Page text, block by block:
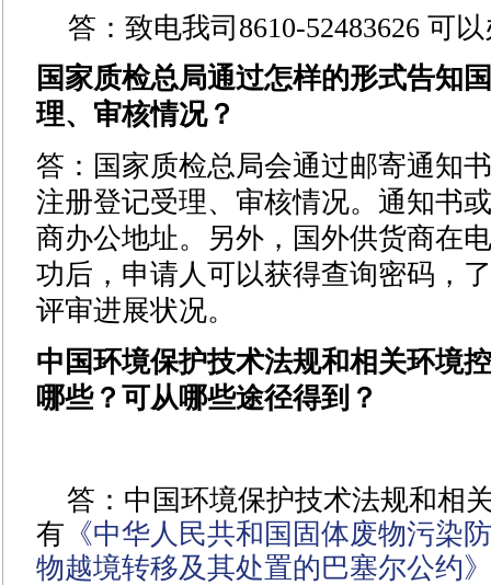
答：致电我司8610-52483626 可
国家质检总局通过怎样的形式告知
理、审核情况？
答：国家质检总局会通过邮寄通知
注册登记受理、审核情况。通知书
商办公地址。另外，国外供货商在
功后，申请人可以获得查询密码，
评审进展状况。
中国环境保护技术法规和相关环境
哪些？可从哪些途径得到？
答：中国环境保护技术法规和相
有 《中华人民共和国固体废物污染
物越境转移及其处置的巴塞尔公约》